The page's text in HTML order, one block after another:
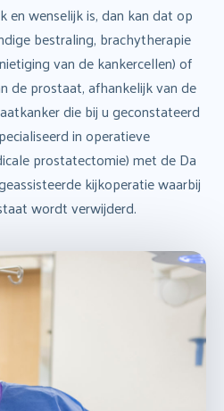
en wenselijk is, dan kan dat op
bestraling, brachytherapie
van de kankercellen) of
de prostaat, afhankelijk van de
die bij u geconstateerd
in operatieve
prostatectomie) met de Da
kijkoperatie waarbij
wordt verwijderd.